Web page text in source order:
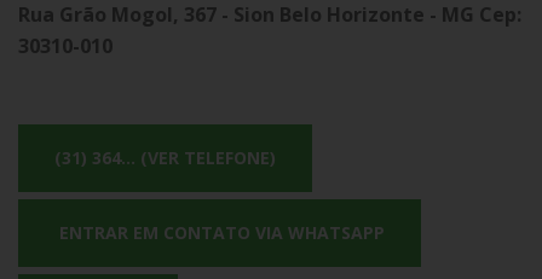
Rua Grão Mogol, 367 - Sion Belo Horizonte - MG Cep:
30310-010
(31) 364... (VER TELEFONE)
ENTRAR EM CONTATO VIA WHATSAPP